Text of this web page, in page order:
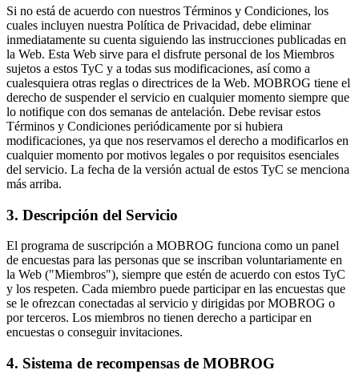
Si no está de acuerdo con nuestros Términos y Condiciones, los
cuales incluyen nuestra Política de Privacidad, debe eliminar
inmediatamente su cuenta siguiendo las instrucciones publicadas en
la Web. Esta Web sirve para el disfrute personal de los Miembros
sujetos a estos TyC y a todas sus modificaciones, así como a
cualesquiera otras reglas o directrices de la Web. MOBROG tiene el
derecho de suspender el servicio en cualquier momento siempre que
lo notifique con dos semanas de antelación. Debe revisar estos
Términos y Condiciones periódicamente por si hubiera
modificaciones, ya que nos reservamos el derecho a modificarlos en
cualquier momento por motivos legales o por requisitos esenciales
del servicio. La fecha de la versión actual de estos TyC se menciona
más arriba.
3. Descripción del Servicio
El programa de suscripción a MOBROG funciona como un panel
de encuestas para las personas que se inscriban voluntariamente en
la Web ("Miembros"), siempre que estén de acuerdo con estos TyC
y los respeten. Cada miembro puede participar en las encuestas que
se le ofrezcan conectadas al servicio y dirigidas por MOBROG o
por terceros. Los miembros no tienen derecho a participar en
encuestas o conseguir invitaciones.
4. Sistema de recompensas de MOBROG